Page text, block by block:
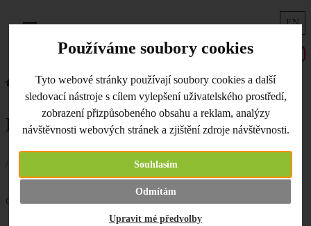
Používáme soubory cookies
Tyto webové stránky používají soubory cookies a další
sledovací nástroje s cílem vylepšení uživatelského prostředí,
zobrazení přizpůsobeného obsahu a reklam, analýzy
návštěvnosti webových stránek a zjištění zdroje návštěvnosti.
Souhlasím
Odmítám
Upravit mé předvolby
EN
Úvodní strana Co je nového Hanni nové sítotisky
Hanni nové sítotisky
sítotiskové šablony
obchůdku. Doskladněno též mnoho vyprodaných motivů.